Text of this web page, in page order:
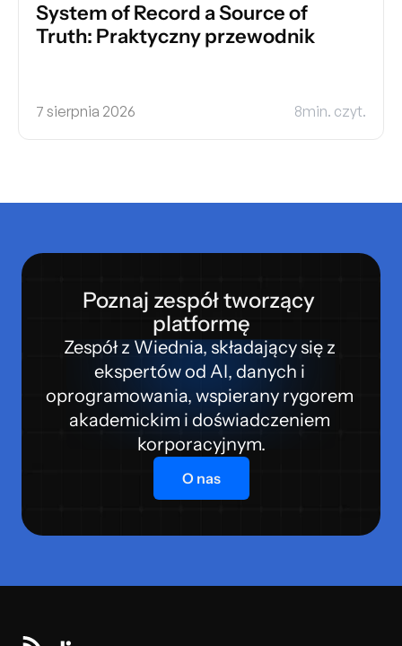
System of Record a Source of
Truth: Praktyczny przewodnik
7 sierpnia 2026 8min. czyt.
Poznaj zespół tworzący
platformę
Zespół z Wiednia, składający się z
ekspertów od AI, danych i
oprogramowania, wspierany rygorem
akademickim i doświadczeniem
korporacyjnym.
O nas